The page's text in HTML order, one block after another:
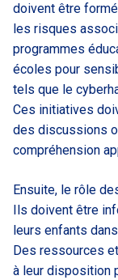
doivent être
les risques
programmes
écoles pour
tels que le
Ces initiatives
des discussions
compréhension
Ensuite, le rôle
Ils doivent être
leurs enfants
Des ressources
à leur disposition